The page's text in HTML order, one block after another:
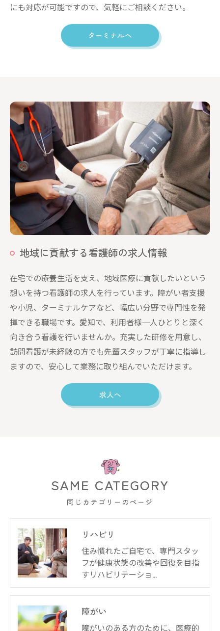
にも対応が可能ですので、気軽にご相談ください。
ターミナルへ
地域に貢献する看護師の求人情報
在宅での療養生活を支え、地域医療に貢献したいという
想いを持つ看護師の求人を行っています。障がい者支援
や小児、ターミナルケアなど、幅広い分野で専門性を発
揮できる職場です。愛知で、利用者様一人ひとりと深く
向き合う看護を行いませんか。充実した研修を用意し、
訪問看護が未経験の方でも先輩スタッフが丁寧に指導し
ますので、安心して業務に取り組んでいただけます。
求人へ
同じカテゴリーのページ
SAME CATEGORY
リハビリ
住み慣れたご自宅で、専門スタッ
フが健康状態の改善や回復を目指
すリハビリテーショ…
障がい
障がいのある方のために、医療的
お問い合わせはこちら